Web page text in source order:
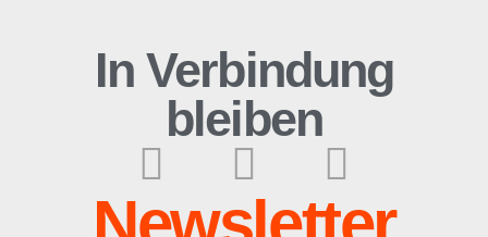
In Verbindung
bleiben